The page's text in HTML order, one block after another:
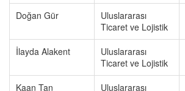
Doğan Gür
Uluslararası
Ticaret ve Lojistik
İlayda Alakent
Uluslararası
Ticaret ve Lojistik
Kaan Tan
Uluslararası